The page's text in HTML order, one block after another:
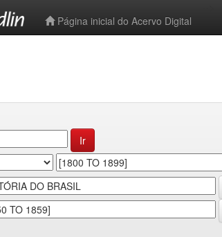
Página inicial do Acervo Digital